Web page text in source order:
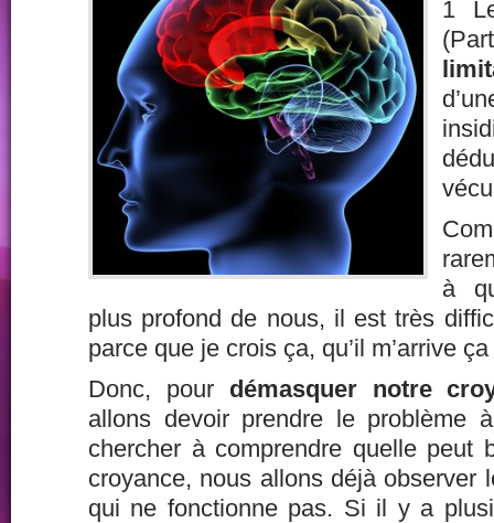
1
à
plus profond de nous, il est très
parce que je crois ça, qu’il m’arrive
Donc, pour démasquer notre
allons devoir prendre le problème
chercher à comprendre quelle peut
croyance, nous allons déjà observer
qui ne fonctionne pas. Si il y a